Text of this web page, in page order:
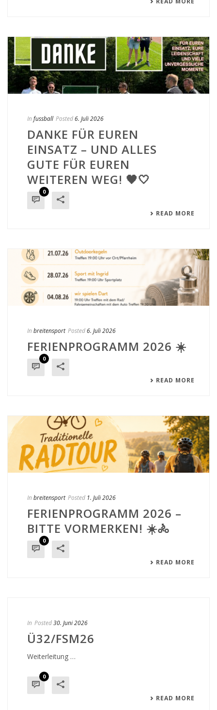
In fussball Posted6. Juli 2026
DANKE FÜR EUREN
EINSATZ – UND ALLES
GUTE FÜR EUREN
WEITEREN WEG! 🖤🤍
0
READ MORE
In breitensport Posted6. Juli 2026
FERIENPROGRAMM 2026 ☀️
0
READ MORE
In breitensport Posted 1. Juli 2026
FERIENPROGRAMM 2026 –
BITTE VORMERKEN! ☀️🚴
0
READ MORE
In Posted30. Juni 2026
Ü32/FSM26
Weiterleitung …
0
READ MORE